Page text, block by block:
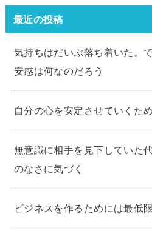
最近の投稿
気持ちはだいぶ落ち着いた。
安感は何なのだろう
自分の心を安定させていくた
無意識に相手を見下していた
のなさに気づく
ビジネスを作るためには最低